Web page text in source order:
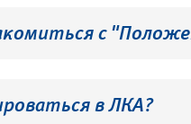
с
в ЛКА?